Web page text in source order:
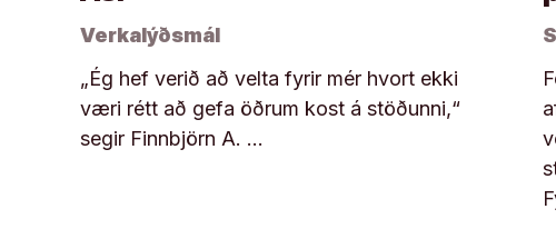
Verkalýðsmál
„Ég hef verið að velta fyrir mér hvort ekki
væri rétt að gefa öðrum kost á stöðunni,“
segir Finnbjörn A. …